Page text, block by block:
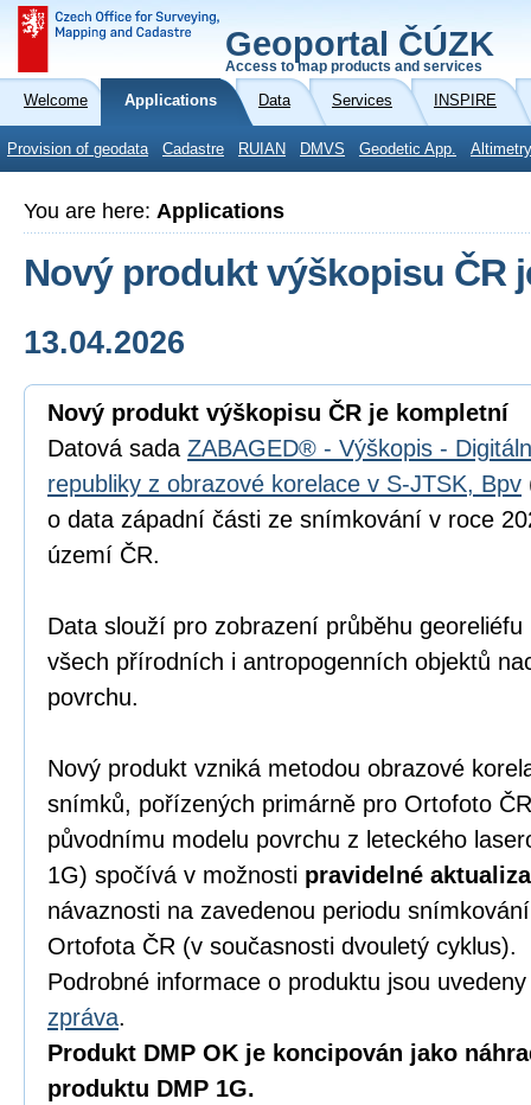
Geoportal ČÚZK
Access to map products and services
Welcome Applications Data Services INSPIRE
Provision of geodata Cadastre RUIAN DMVS Geodetic App.
You are here: Applications
Nový produkt výškopisu ČR
13.04.2026
Nový produkt výškopisu ČR je kompletní
Datová sada ZABAGED® - Výškopis -
republiky z obrazové korelace v S-JTSK, Bpv
o data západní části ze snímkování v roce
území ČR.
Data slouží pro zobrazení průběhu
všech přírodních i antropogenních objektů
povrchu.
Nový produkt vzniká metodou obrazové
snímků, pořízených primárně pro Ortofoto
původnímu modelu povrchu z leteckého
1G) spočívá v možnosti pravidelné
návaznosti na zavedenou periodu
Ortofota ČR (v současnosti dvouletý cyklus).
Podrobné informace o produktu jsou
zpráva.
Produkt DMP OK je koncipován jako
produktu DMP 1G.